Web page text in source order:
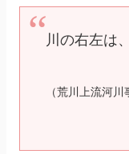
川の右左は
（荒川上流河川